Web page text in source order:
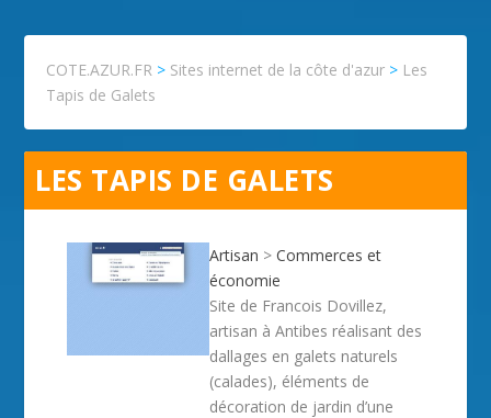
COTE.AZUR.FR > Sites internet de la côte d'azur > Les
Tapis de Galets
LES TAPIS DE GALETS
Artisan >Commerces et
économie
Site de Francois Dovillez,
artisan à Antibes réalisant des
dallages en galets naturels
(calades), éléments de
décoration de jardin d’une